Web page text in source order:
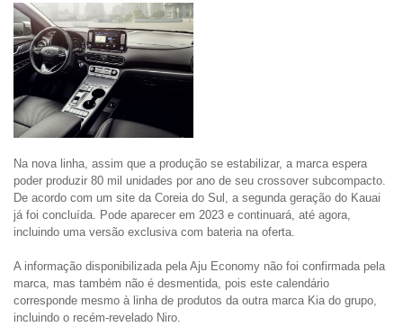
Na nova linha, assim que a produção se estabilizar, a marca espera
poder produzir 80 mil unidades por ano de seu crossover subcompacto.
De acordo com um site da Coreia do Sul, a segunda geração do Kauai
já foi concluída. Pode aparecer em 2023 e continuará, até agora,
incluindo uma versão exclusiva com bateria na oferta.
A informação disponibilizada pela Aju Economy não foi confirmada pela
marca, mas também não é desmentida, pois este calendário
corresponde mesmo à linha de produtos da outra marca Kia do grupo,
incluindo o recém-revelado Niro.